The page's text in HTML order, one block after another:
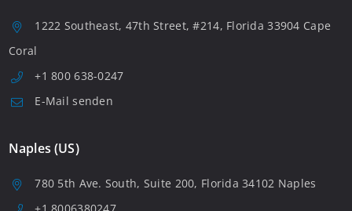
1222 Southeast, 47th Street, #214, Florida 33904 Cape
Coral
+1 800 638-0247
E-Mail senden
Naples (US)
780 5th Ave. South, Suite 200, Florida 34102 Naples
+1 8006380247